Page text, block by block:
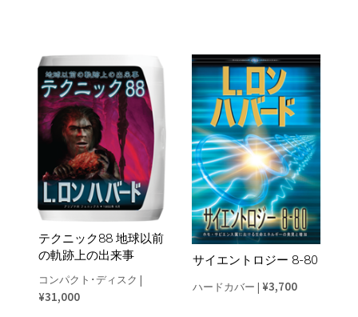
テクニック88 地球以前
の軌跡上の出来事
コンパクト･ディスク |
¥31,000
サイエントロジー 8-80
ハードカバー | ¥3,700